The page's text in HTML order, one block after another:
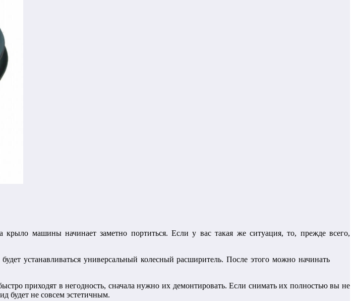
крыло машины начинает заметно портиться. Если у вас такая же ситуация, то, прежде всего,
устанавливаться универсальный колесный расширитель. После этого можно начинать
приходят в негодность, сначала нужно их демонтировать. Если снимать их полностью вы не
будет не совсем эстетичным.